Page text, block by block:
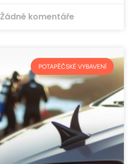
Žádné komentáře
POTAPĚČSKÉ VYBAVENÍ